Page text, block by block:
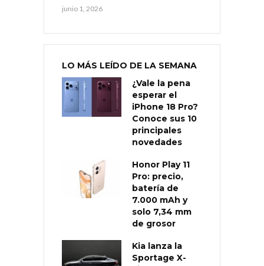
junio 1, 2026
LO MÁS LEÍDO DE LA SEMANA
¿Vale la pena
esperar el
iPhone 18 Pro?
Conoce sus 10
principales
novedades
Honor Play 11
Pro: precio,
batería de
7.000 mAh y
solo 7,34 mm
de grosor
Kia lanza la
Sportage X-